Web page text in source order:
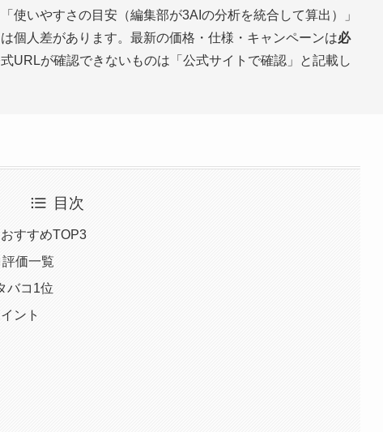
使いやすさの目安（編集部が3AIの分析を統合して算出）」
個人差があります。最新の価格・仕様・キャンペーンは必
URLが確認できないものは「公式サイトで確認」と記載し
目次
すすめTOP3
価一覧
バコ1位
ント